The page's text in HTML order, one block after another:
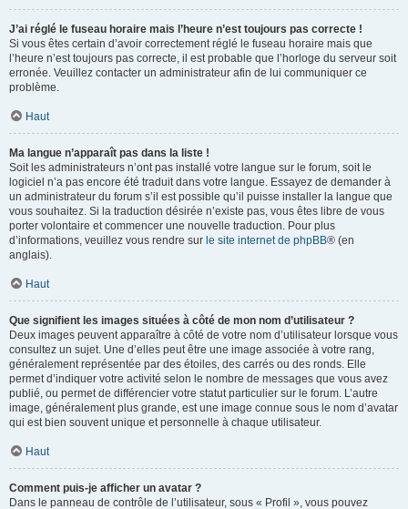
J’ai réglé le fuseau horaire mais l’heure n’est toujours pas correcte !
Si vous êtes certain d’avoir correctement réglé le fuseau horaire mais que
l’heure n’est toujours pas correcte, il est probable que l’horloge du serveur soit
erronée. Veuillez contacter un administrateur afin de lui communiquer ce
problème.
Haut
Ma langue n’apparaît pas dans la liste !
Soit les administrateurs n’ont pas installé votre langue sur le forum, soit le
logiciel n’a pas encore été traduit dans votre langue. Essayez de demander à
un administrateur du forum s’il est possible qu’il puisse installer la langue que
vous souhaitez. Si la traduction désirée n’existe pas, vous êtes libre de vous
porter volontaire et commencer une nouvelle traduction. Pour plus
d’informations, veuillez vous rendre sur le site internet de phpBB® (en
anglais).
Haut
Que signifient les images situées à côté de mon nom d’utilisateur ?
Deux images peuvent apparaître à côté de votre nom d’utilisateur lorsque vous
consultez un sujet. Une d’elles peut être une image associée à votre rang,
généralement représentée par des étoiles, des carrés ou des ronds. Elle
permet d’indiquer votre activité selon le nombre de messages que vous avez
publié, ou permet de différencier votre statut particulier sur le forum. L’autre
image, généralement plus grande, est une image connue sous le nom d’avatar
qui est bien souvent unique et personnelle à chaque utilisateur.
Haut
Comment puis-je afficher un avatar ?
Dans le panneau de contrôle de l’utilisateur, sous « Profil », vous pouvez